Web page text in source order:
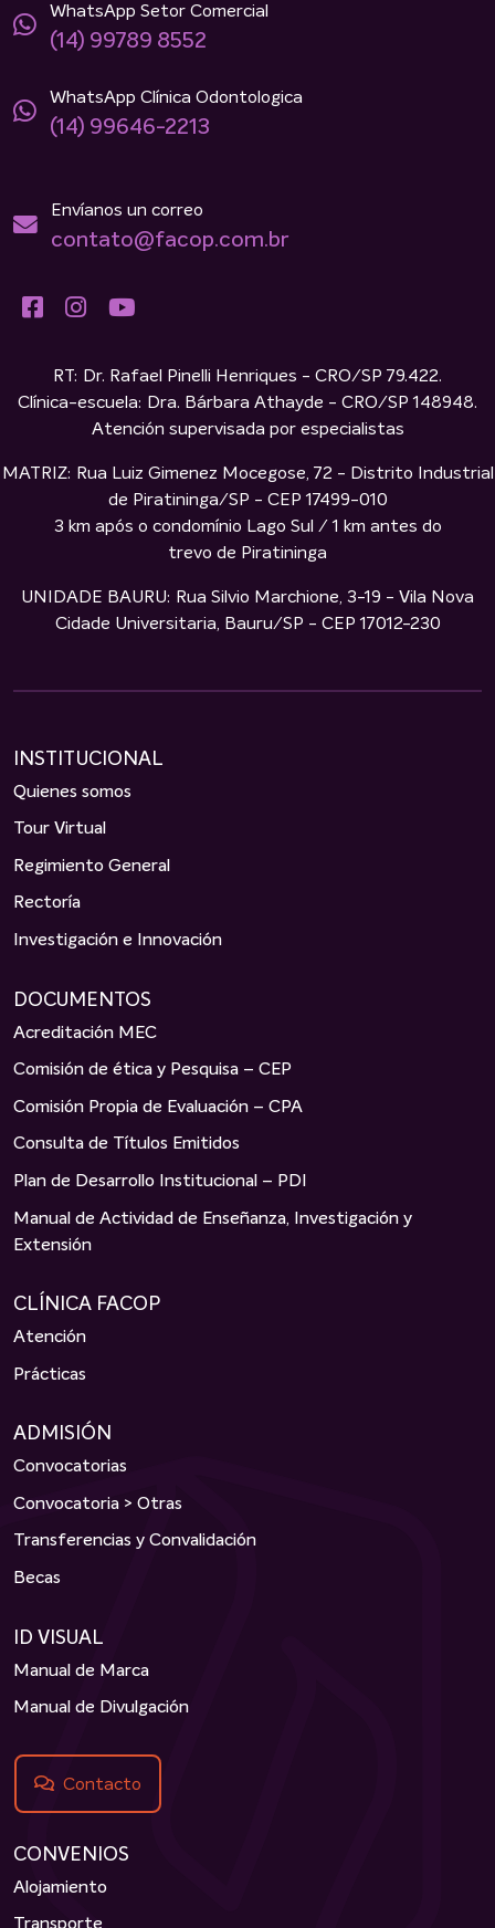
WhatsApp Setor Comercial
(14) 99789 8552
WhatsApp Clínica Odontologica
(14) 99646-2213
Envíanos un correo
contato@facop.com.br
RT: Dr. Rafael Pinelli Henriques - CRO/SP 79.422.
Clínica-escuela: Dra. Bárbara Athayde - CRO/SP 148948.
Atención supervisada por especialistas
MATRIZ: Rua Luiz Gimenez Mocegose, 72 - Distrito Industrial
de Piratininga/SP - CEP 17499-010
3 km após o condomínio Lago Sul / 1 km antes do
trevo de Piratininga
UNIDADE BAURU: Rua Silvio Marchione, 3-19 - Vila Nova
Cidade Universitaria, Bauru/SP - CEP 17012-230
INSTITUCIONAL
Quienes somos
Tour Virtual
Regimiento General
Rectoría
Investigación e Innovación
DOCUMENTOS
Acreditación MEC
Comisión de ética y Pesquisa – CEP
Comisión Propia de Evaluación – CPA
Consulta de Títulos Emitidos
Plan de Desarrollo Institucional – PDI
Manual de Actividad de Enseñanza, Investigación y
Extensión
CLÍNICA FACOP
Atención
Prácticas
ADMISIÓN
Convocatorias
Convocatoria > Otras
Transferencias y Convalidación
Becas
ID VISUAL
Manual de Marca
Manual de Divulgación
Contacto
CONVENIOS
Alojamiento